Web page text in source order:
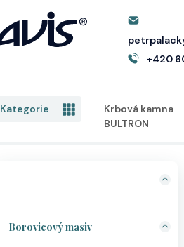
+420
Kategorie
Krbová kamna
BULTRON
Borovicový masiv